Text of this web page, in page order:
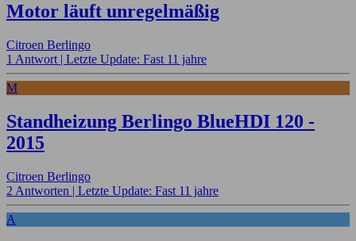
Motor läuft unregelmäßig
Citroen Berlingo
1 Antwort | Letzte Update: Fast 11 jahre
M
Standheizung Berlingo BlueHDI 120 -
2015
Citroen Berlingo
2 Antworten | Letzte Update: Fast 11 jahre
A